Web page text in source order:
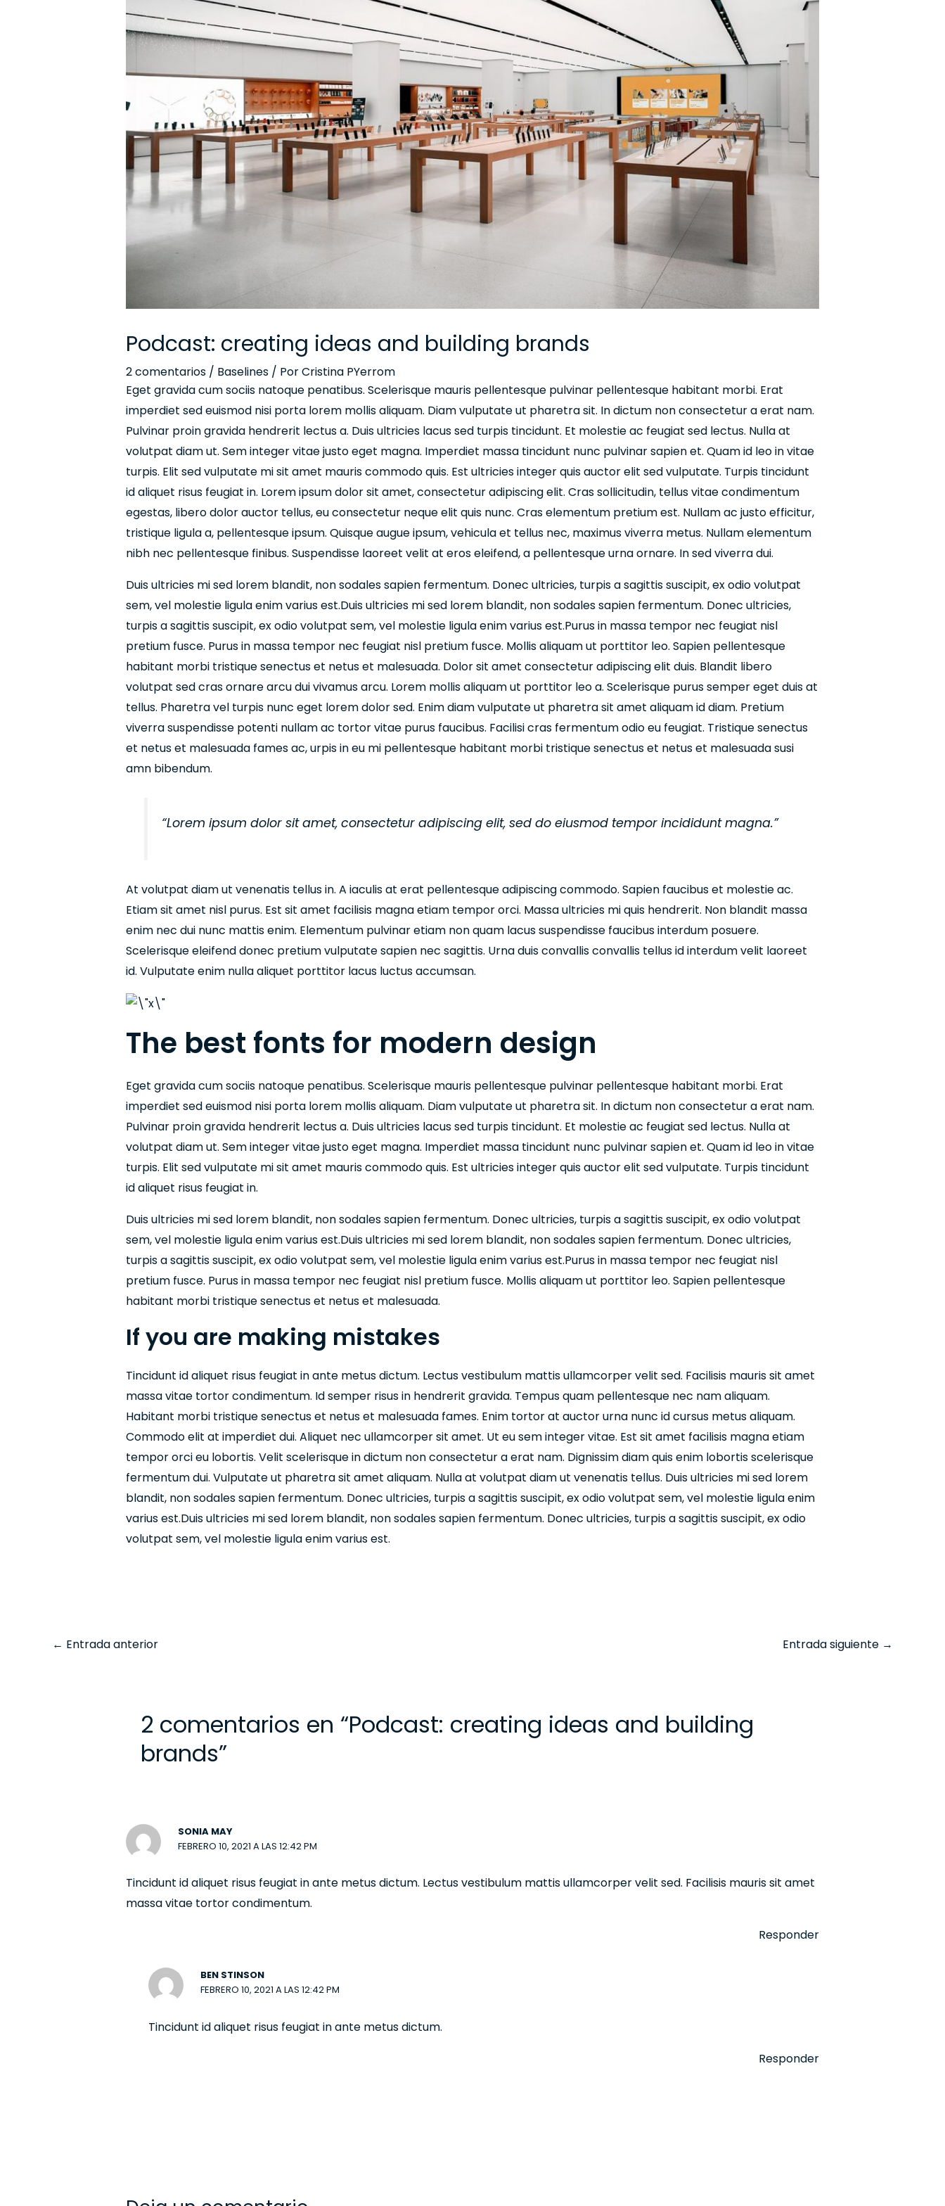
Podcast: creating ideas and building brands
2 comentarios / Baselines/ PorCristina PYerrom
Eget gravida cum sociis natoque penatibus. Scelerisque mauris pellentesque pulvinar pellentesque habitant morbi. Erat
imperdiet sed euismod nisi porta lorem mollis aliquam. Diam vulputate ut pharetra sit. In dictum non consectetur a erat nam.
Pulvinar proin gravida hendrerit lectus a. Duis ultricies lacus sed turpis tincidunt. Et molestie ac feugiat sed lectus. Nulla at
volutpat diam ut. Sem integer vitae justo eget magna. Imperdiet massa tincidunt nunc pulvinar sapien et. Quam id leo in vitae
turpis. Elit sed vulputate mi sit amet mauris commodo quis. Est ultricies integer quis auctor elit sed vulputate. Turpis tincidunt
id aliquet risus feugiat in. Lorem ipsum dolor sit amet, consectetur adipiscing elit. Cras sollicitudin, tellus vitae condimentum
egestas, libero dolor auctor tellus, eu consectetur neque elit quis nunc. Cras elementum pretium est. Nullam ac justo efficitur,
tristique ligula a, pellentesque ipsum. Quisque augue ipsum, vehicula et tellus nec, maximus viverra metus. Nullam elementum
nibh nec pellentesque finibus. Suspendisse laoreet velit at eros eleifend, a pellentesque urna ornare. In sed viverra dui.
Duis ultricies mi sed lorem blandit, non sodales sapien fermentum. Donec ultricies, turpis a sagittis suscipit, ex odio volutpat
sem, vel molestie ligula enim varius est.Duis ultricies mi sed lorem blandit, non sodales sapien fermentum. Donec ultricies,
turpis a sagittis suscipit, ex odio volutpat sem, vel molestie ligula enim varius est.Purus in massa tempor nec feugiat nisl
pretium fusce. Purus in massa tempor nec feugiat nisl pretium fusce. Mollis aliquam ut porttitor leo. Sapien pellentesque
habitant morbi tristique senectus et netus et malesuada. Dolor sit amet consectetur adipiscing elit duis. Blandit libero
volutpat sed cras ornare arcu dui vivamus arcu. Lorem mollis aliquam ut porttitor leo a. Scelerisque purus semper eget duis at
tellus. Pharetra vel turpis nunc eget lorem dolor sed. Enim diam vulputate ut pharetra sit amet aliquam id diam. Pretium
viverra suspendisse potenti nullam ac tortor vitae purus faucibus. Facilisi cras fermentum odio eu feugiat. Tristique senectus
et netus et malesuada fames ac, urpis in eu mi pellentesque habitant morbi tristique senectus et netus et malesuada susi
amn bibendum.
“Lorem ipsum dolor sit amet, consectetur adipiscing elit, sed do eiusmod tempor incididunt magna.”
At volutpat diam ut venenatis tellus in. A iaculis at erat pellentesque adipiscing commodo. Sapien faucibus et molestie ac.
Etiam sit amet nisl purus. Est sit amet facilisis magna etiam tempor orci. Massa ultricies mi quis hendrerit. Non blandit massa
enim nec dui nunc mattis enim. Elementum pulvinar etiam non quam lacus suspendisse faucibus interdum posuere.
Scelerisque eleifend donec pretium vulputate sapien nec sagittis. Urna duis convallis convallis tellus id interdum velit laoreet
id. Vulputate enim nulla aliquet porttitor lacus luctus accumsan.
The best fonts for modern design
Eget gravida cum sociis natoque penatibus. Scelerisque mauris pellentesque pulvinar pellentesque habitant morbi. Erat
imperdiet sed euismod nisi porta lorem mollis aliquam. Diam vulputate ut pharetra sit. In dictum non consectetur a erat nam.
Pulvinar proin gravida hendrerit lectus a. Duis ultricies lacus sed turpis tincidunt. Et molestie ac feugiat sed lectus. Nulla at
volutpat diam ut. Sem integer vitae justo eget magna. Imperdiet massa tincidunt nunc pulvinar sapien et. Quam id leo in vitae
turpis. Elit sed vulputate mi sit amet mauris commodo quis. Est ultricies integer quis auctor elit sed vulputate. Turpis tincidunt
id aliquet risus feugiat in.
Duis ultricies mi sed lorem blandit, non sodales sapien fermentum. Donec ultricies, turpis a sagittis suscipit, ex odio volutpat
sem, vel molestie ligula enim varius est.Duis ultricies mi sed lorem blandit, non sodales sapien fermentum. Donec ultricies,
turpis a sagittis suscipit, ex odio volutpat sem, vel molestie ligula enim varius est.Purus in massa tempor nec feugiat nisl
pretium fusce. Purus in massa tempor nec feugiat nisl pretium fusce. Mollis aliquam ut porttitor leo. Sapien pellentesque
habitant morbi tristique senectus et netus et malesuada.
If you are making mistakes
Tincidunt id aliquet risus feugiat in ante metus dictum. Lectus vestibulum mattis ullamcorper velit sed. Facilisis mauris sit amet
massa vitae tortor condimentum. Id semper risus in hendrerit gravida. Tempus quam pellentesque nec nam aliquam.
Habitant morbi tristique senectus et netus et malesuada fames. Enim tortor at auctor urna nunc id cursus metus aliquam.
Commodo elit at imperdiet dui. Aliquet nec ullamcorper sit amet. Ut eu sem integer vitae. Est sit amet facilisis magna etiam
tempor orci eu lobortis. Velit scelerisque in dictum non consectetur a erat nam. Dignissim diam quis enim lobortis scelerisque
fermentum dui. Vulputate ut pharetra sit amet aliquam. Nulla at volutpat diam ut venenatis tellus. Duis ultricies mi sed lorem
blandit, non sodales sapien fermentum. Donec ultricies, turpis a sagittis suscipit, ex odio volutpat sem, vel molestie ligula enim
varius est.Duis ultricies mi sed lorem blandit, non sodales sapien fermentum. Donec ultricies, turpis a sagittis suscipit, ex odio
volutpat sem, vel molestie ligula enim varius est.
← Entrada anterior Entrada siguiente →
2 comentarios en “Podcast: creating ideas and building
brands”
SONIA MAY
FEBRERO 10, 2021 A LAS 12:42 PM
Tincidunt id aliquet risus feugiat in ante metus dictum. Lectus vestibulum mattis ullamcorper velit sed. Facilisis mauris sit amet
massa vitae tortor condimentum.
Responder
BEN STINSON
FEBRERO 10, 2021 A LAS 12:42 PM
Tincidunt id aliquet risus feugiat in ante metus dictum.
Responder